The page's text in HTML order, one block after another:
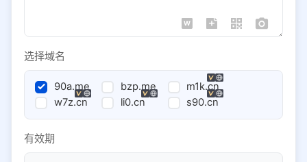
选择域名
90a.me bzp.me
m1k.cn
w7z.cn
li0.cn s90.cn
有效期